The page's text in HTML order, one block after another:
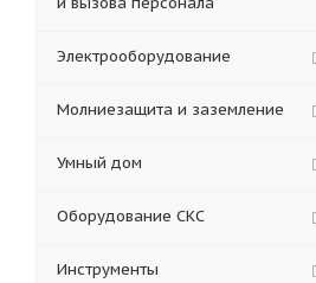
Электрооборудование
Молниезащита и заземление
Умный дом
Оборудование СКС
Инструменты